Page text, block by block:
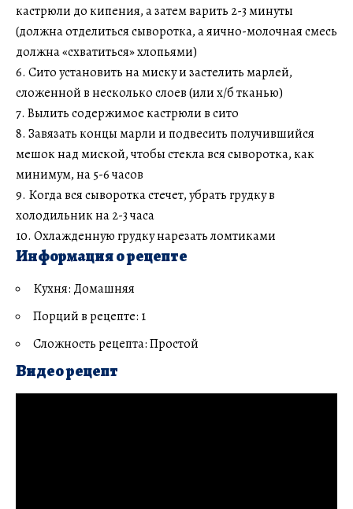
кастрюли до кипения, а затем варить 2-3 минуты
(должна отделиться сыворотка, а яично-молочная смесь
должна «схватиться» хлопьями)
6. Сито установить на миску и застелить марлей,
сложенной в несколько слоев (или х/б тканью)
7. Вылить содержимое кастрюли в сито
8. Завязать концы марли и подвесить получившийся
мешок над миской, чтобы стекла вся сыворотка, как
минимум, на 5-6 часов
9. Когда вся сыворотка стечет, убрать грудку в
холодильник на 2-3 часа
10. Охлажденную грудку нарезать ломтиками
Информация о рецепте
Кухня: Домашняя
Порций в рецепте: 1
Сложность рецепта: Простой
Видео рецепт